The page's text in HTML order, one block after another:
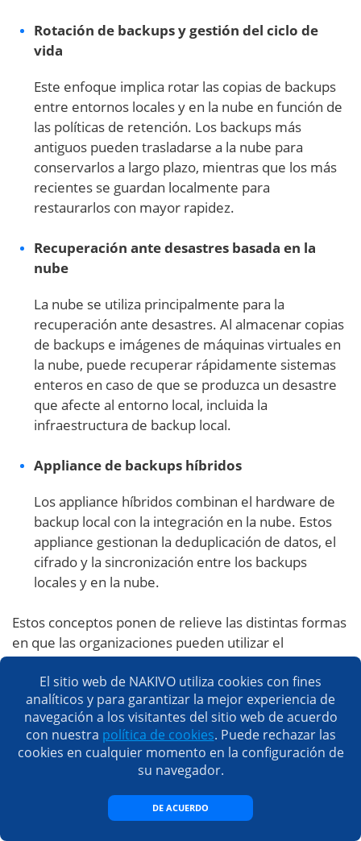
Rotación de backups y gestión del ciclo de
vida
Este enfoque implica rotar las copias de backups
entre entornos locales y en la nube en función de
las políticas de retención. Los backups más
antiguos pueden trasladarse a la nube para
conservarlos a largo plazo, mientras que los más
recientes se guardan localmente para
restaurarlos con mayor rapidez.
Recuperación ante desastres basada en la
nube
La nube se utiliza principalmente para la
recuperación ante desastres. Al almacenar copias
de backups e imágenes de máquinas virtuales en
la nube, puede recuperar rápidamente sistemas
enteros en caso de que se produzca un desastre
que afecte al entorno local, incluida la
infraestructura de backup local.
Appliance de backups híbridos
Los appliance híbridos combinan el hardware de
backup local con la integración en la nube. Estos
appliance gestionan la deduplicación de datos, el
cifrado y la sincronización entre los backups
locales y en la nube.
Estos conceptos ponen de relieve las distintas formas
en que las organizaciones pueden utilizar el
almacenamiento en la nube y local para lograr la
protección de datos, la recuperación ante desastres,
la optimización de costes y la gestión eficaz de los
datos. El enfoque de una organización depende de
múltiples factores, como las políticas de conservación
de datos, los objetivos de tiempo de recuperación, los
patrones de acceso a los datos y las consideraciones
presupuestarias.
El sitio web de NAKIVO utiliza cookies con fines
analíticos y para garantizar la mejor experiencia de
navegación a los visitantes del sitio web de acuerdo
con nuestra política de cookies. Puede rechazar las
cookies en cualquier momento en la configuración de
su navegador.
DE ACUERDO